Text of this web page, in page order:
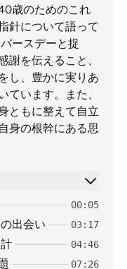
歳のためのこれ
針について語って
ースデーと捉
謝を伝えること、
し、豊かに実りあ
ています。また、
ともに整えて自立
身の根幹にある思
00:05
出会い 03:17
04:46
07:26